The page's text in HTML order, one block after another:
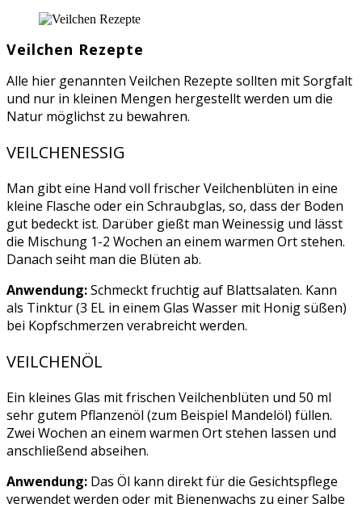
Veilchen Rezepte
Alle hier genannten Veilchen Rezepte sollten mit Sorgfalt
und nur in kleinen Mengen hergestellt werden um die
Natur möglichst zu bewahren.
VEILCHENESSIG
Man gibt eine Hand voll frischer Veilchenblüten in eine
kleine Flasche oder ein Schraubglas, so, dass der Boden
gut bedeckt ist. Darüber gießt man Weinessig und lässt
die Mischung 1-2 Wochen an einem warmen Ort stehen.
Danach seiht man die Blüten ab.
Anwendung:Schmeckt fruchtig auf Blattsalaten. Kann
als Tinktur (3 EL in einem Glas Wasser mit Honig süßen)
bei Kopfschmerzen verabreicht werden.
VEILCHENÖL
Ein kleines Glas mit frischen Veilchenblüten und 50 ml
sehr gutem Pflanzenöl (zum Beispiel Mandelöl) füllen.
Zwei Wochen an einem warmen Ort stehen lassen und
anschließend abseihen.
Anwendung: Das Öl kann direkt für die Gesichtspflege
verwendet werden oder mit Bienenwachs zu einer Salbe